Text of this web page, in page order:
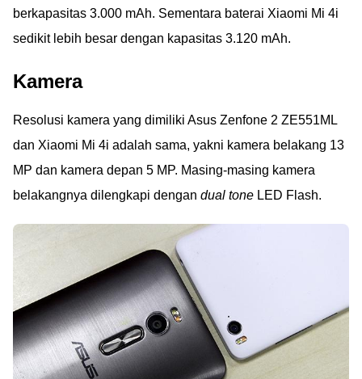
berkapasitas 3.000 mAh. Sementara baterai Xiaomi Mi 4i
sedikit lebih besar dengan kapasitas 3.120 mAh.
Kamera
Resolusi kamera yang dimiliki Asus Zenfone 2 ZE551ML
dan Xiaomi Mi 4i adalah sama, yakni kamera belakang 13
MP dan kamera depan 5 MP. Masing-masing kamera
belakangnya dilengkapi dengan dual tone LED Flash.